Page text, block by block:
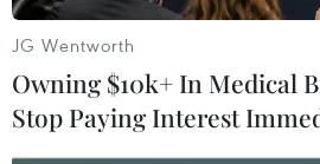
JG Wentworth
Owning $10k+ In Medical
Stop Paying Interest